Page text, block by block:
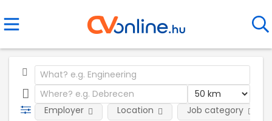
Employer Location Job category